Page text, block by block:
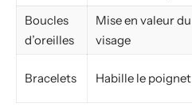
Boucles
d’oreilles
Mise en valeur du
visage
Bracelets Habille le poignet